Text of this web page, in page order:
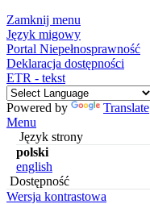
Zamknij menu
Język migowy
Portal Niepełnosprawność
Deklaracja dostępności
ETR - tekst
Powered by
Translate
Menu
Język strony
polski
english
Dostępność
Wersja kontrastowa